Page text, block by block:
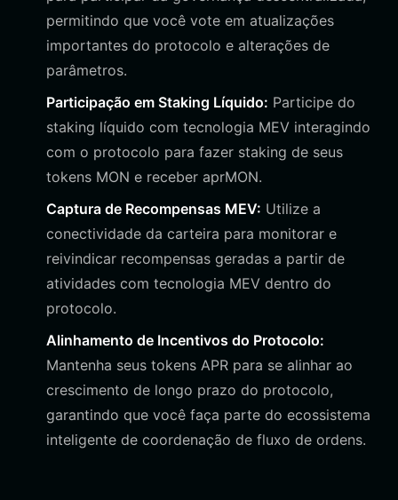
permitindo que você vote em atualizações
importantes do protocolo e alterações de
parâmetros.
Participação em Staking Líquido: Participe do
staking líquido com tecnologia MEV interagindo
com o protocolo para fazer staking de seus
tokens MON e receber aprMON.
Captura de Recompensas MEV: Utilize a
conectividade da carteira para monitorar e
reivindicar recompensas geradas a partir de
atividades com tecnologia MEV dentro do
protocolo.
Alinhamento de Incentivos do Protocolo:
Mantenha seus tokens APR para se alinhar ao
crescimento de longo prazo do protocolo,
garantindo que você faça parte do ecossistema
inteligente de coordenação de fluxo de ordens.